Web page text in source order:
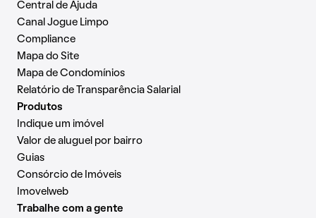
Central de Ajuda
Canal Jogue Limpo
Compliance
Mapa do Site
Mapa de Condomínios
Relatório de Transparência Salarial
Produtos
Indique um imóvel
Valor de aluguel por bairro
Guias
Consórcio de Imóveis
Imovelweb
Trabalhe com a gente